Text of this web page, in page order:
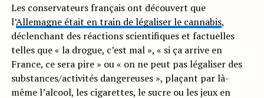
Les conservateurs français ont découvert que
l’Allemagne était en train de légaliser le cannabis,
déclenchant des réactions scientifiques et factuelles
telles que « la drogue, c’est mal », « si ça arrive en
France, ce sera pire » ou « on ne peut pas légaliser des
substances/activités dangereuses », plaçant par là-
même l’alcool, les cigarettes, le sucre ou les jeux en